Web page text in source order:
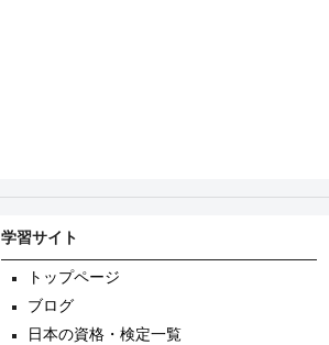
学習サイト
トップページ
ブログ
日本の資格・検定一覧